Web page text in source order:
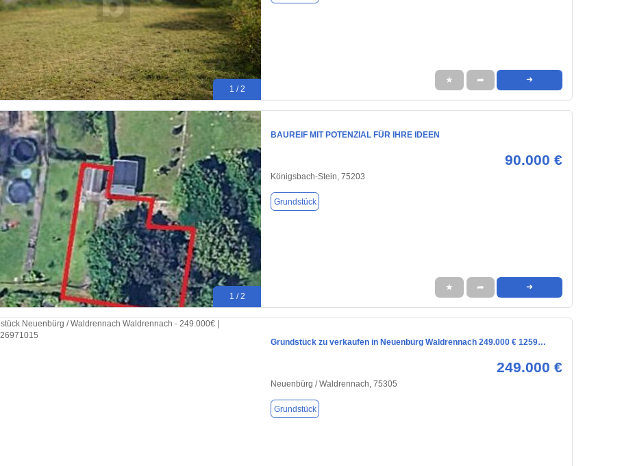
1 / 2
★ ➦ ➜
1 / 2
BAUREIF MIT POTENZIAL FÜR IHRE IDEEN
90.000 €
Königsbach-Stein, 75203
Grundstück
★ ➦ ➜
Grundstück zu verkaufen in Neuenbürg Waldrennach 249.000 € 1259…
249.000 €
Neuenbürg / Waldrennach, 75305
Grundstück